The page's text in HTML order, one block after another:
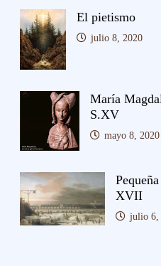
El pietismo
julio 8, 2020
María
S.XV
mayo 8, 2020
XVII
julio 6,